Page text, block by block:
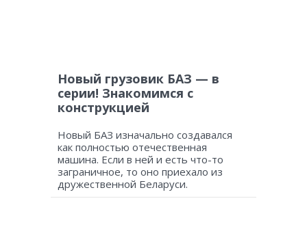
Новый грузовик БАЗ — в
серии! Знакомимся с
конструкцией
Новый БАЗ изначально создавался
как полностью отечественная
машина. Если в ней и есть что-то
заграничное, то оно приехало из
дружественной Беларуси.